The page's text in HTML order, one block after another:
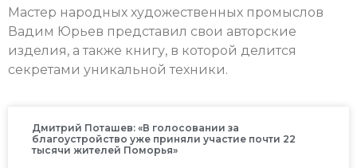
Мастер народных художественных промыслов
Вадим Юрьев представил свои авторские
изделия, а также книгу, в которой делится
секретами уникальной техники.
Дмитрий Поташев: «В голосовании за
благоустройство уже приняли участие почти 22
тысячи жителей Поморья»